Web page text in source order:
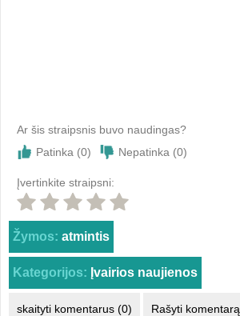
Ar šis straipsnis buvo naudingas?
Patinka (0) Nepatinka (0)
Įvertinkite straipsni:
Žymos: atmintis
Kategorijos: Įvairios naujienos
skaityti komentarus (0) Rašyti komentarą